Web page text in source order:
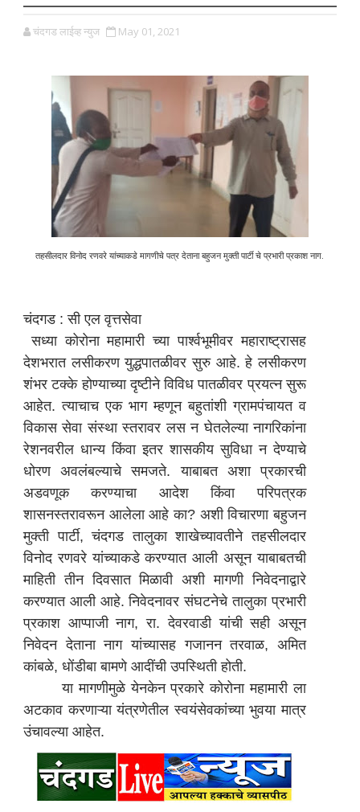
चंदगड लाईव्ह न्युज May 01, 2021
तहसीलदार विनोद रणवरे यांच्याकडे मागणीचे पत्र देताना बहुजन मुक्ती पार्टी चे प्रभारी प्रकाश नाग.
चंदगड : सी एल वृत्तसेवा
सध्या कोरोना महामारी च्या पार्श्वभूमीवर महाराष्ट्रासह
देशभरात लसीकरण युद्धपातळीवर सुरु आहे. हे लसीकरण
शंभर टक्के होण्याच्या दृष्टीने विविध पातळीवर प्रयत्न सुरू
आहेत. त्याचाच एक भाग म्हणून बहुतांशी ग्रामपंचायत व
विकास सेवा संस्था स्तरावर लस न घेतलेल्या नागरिकांना
रेशनवरील धान्य किंवा इतर शासकीय सुविधा न देण्याचे
धोरण अवलंबल्याचे समजते. याबाबत अशा प्रकारची
अडवणूक करण्याचा आदेश किंवा परिपत्रक
शासनस्तरावरून आलेला आहे का? अशी विचारणा बहुजन
मुक्ती पार्टी, चंदगड तालुका शाखेच्यावतीने तहसीलदार
विनोद रणवरे यांच्याकडे करण्यात आली असून याबाबतची
माहिती तीन दिवसात मिळावी अशी मागणी निवेदनाद्वारे
करण्यात आली आहे. निवेदनावर संघटनेचे तालुका प्रभारी
प्रकाश आप्पाजी नाग, रा. देवरवाडी यांची सही असून
निवेदन देताना नाग यांच्यासह गजानन तरवाळ, अमित
कांबळे, धोंडीबा बामणे आदींची उपस्थिती होती.
या मागणीमुळे येनकेन प्रकारे कोरोना महामारी ला
अटकाव करणाऱ्या यंत्रणेतील स्वयंसेवकांच्या भुवया मात्र
उंचावल्या आहेत.